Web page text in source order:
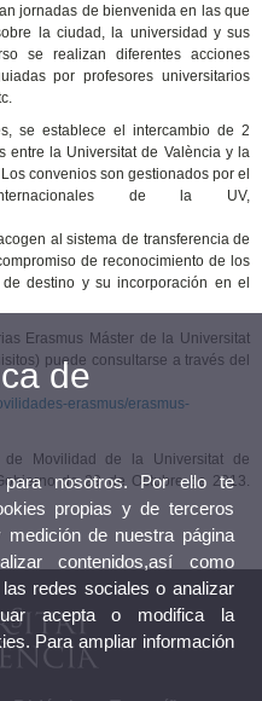
jornadas de bienvenida en las que
la ciudad, la universidad y sus
se realizan diferentes acciones
por profesores universitarios
se establece el intercambio de 2
entre la Universitat de València y la
convenios son gestionados por el
de la UV,
al sistema de transferencia de
de reconocimiento de los
destino y su incorporación en el
Erasmus Máster de la Universitat
puede consultarse a través del
erasmus/erasmus-
de Movilidad de la Universitat de
de 29 de Octubre de 2013.
de
nosotros. Por ello te
propias y de terceros
de nuestra página
contenidos,así como
redes sociales o analizar
acepta o modifica la
Para ampliar información